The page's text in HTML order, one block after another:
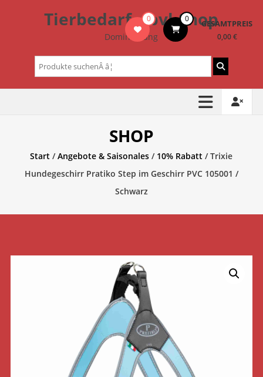
Tierbedarf – bvl-Shop
Dominik Lang
0 0 GESAMTPREIS
0,00 €
Suchen
nach:
SHOP
Start /Angebote & Saisonales / 10% Rabatt / Trixie
Hundegeschirr Pratiko Step im Geschirr PVC 105001 /
Schwarz